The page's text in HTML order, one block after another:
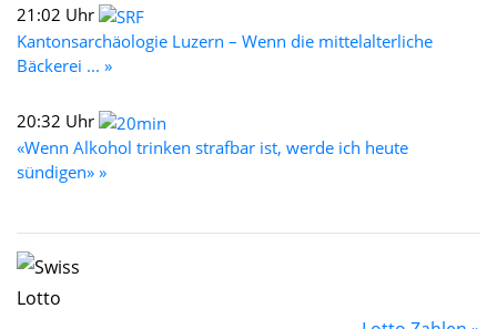
21:02 Uhr
Kantonsarchäologie Luzern – Wenn die mittelalterliche
Bäckerei ... »
20:32 Uhr
«Wenn Alkohol trinken strafbar ist, werde ich heute
sündigen» »